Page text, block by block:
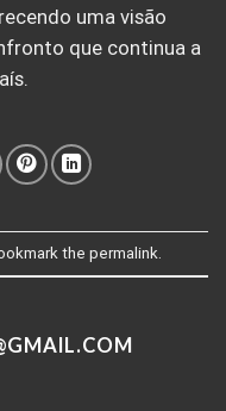
uma visão
que continua a
the permalink